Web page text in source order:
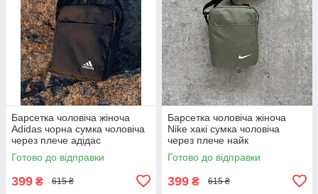
Барсетка чоловіча жіноча
Adidas чорна сумка чоловіча
через плече адідас
мессенджер тканинний
Готово до відправки
399 ₴ 615 ₴
Барсетка чоловіча жіноча
Nike хакі сумка чоловіча
через плече найк
мессенджер тканинний
Готово до відправки
399 ₴ 615 ₴